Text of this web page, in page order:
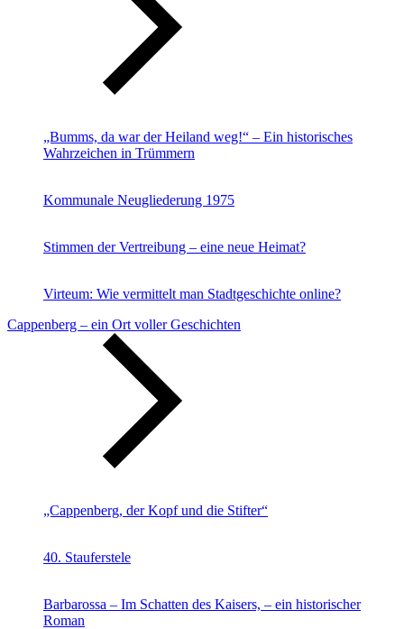
„Bumms, da war der Heiland weg!“ – Ein historisches
Wahrzeichen in Trümmern
Kommunale Neugliederung 1975
Stimmen der Vertreibung – eine neue Heimat?
Virteum: Wie vermittelt man Stadtgeschichte online?
Cappenberg – ein Ort voller Geschichten
„Cappenberg, der Kopf und die Stifter“
40. Stauferstele
Barbarossa – Im Schatten des Kaisers, – ein historischer
Roman